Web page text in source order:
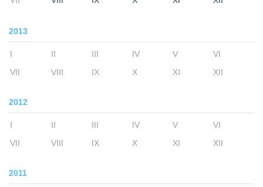
2013
I II III IV V
VI
VII
VIII IX X XI XII
2012
I II III IV V
VI
VII
VIII IX X XI XII
2011